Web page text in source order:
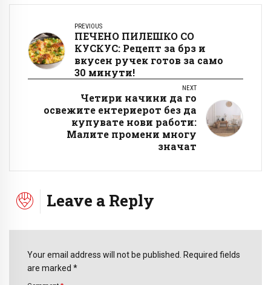
PREVIOUS
ПЕЧЕНО ПИЛЕШКО СО
КУСКУС: Рецепт за брз и
вкусен ручек готов за само
30 минути!
NEXT
Четири начини да го
освежите ентериерот без да
купувате нови работи:
Малите промени многу
значат
Leave a Reply
Your email address will not be published. Required fields
are marked *